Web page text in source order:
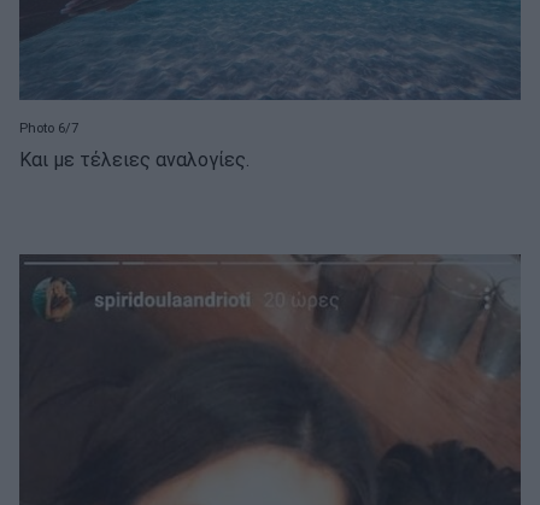
Photo 6/7
Και με τέλειες αναλογίες.